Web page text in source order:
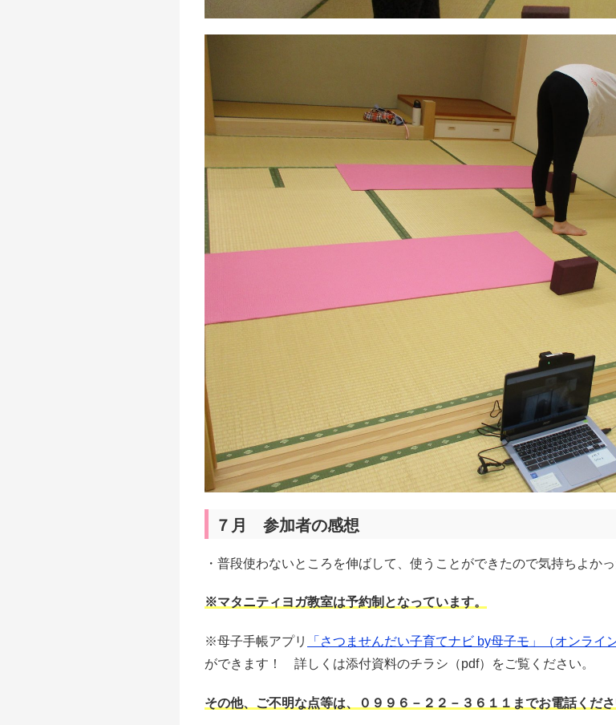
７月 参加者の感想
・普段使わないところを伸ばして、使うことができたので気持ちよか
※マタニティヨガ教室は予約制となっています。
※母子手帳アプリ 「さつませんだい子育てナビ by母子モ」（オンライ
ができます！ 詳しくは添付資料のチラシ（pdf）をご覧ください。
その他、ご不明な点等は、０９９６－２２－３６１１までお電話くださ